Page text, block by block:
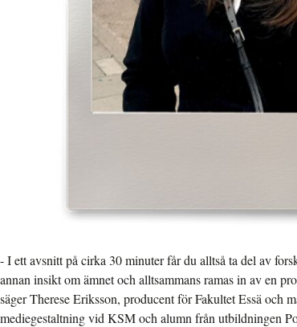
- I ett avsnitt på cirka 30 minuter får du alltså ta del av
annan insikt om ämnet och alltsammans ramas in av en
säger Therese Eriksson, producent för Fakultet Essä och
mediegestaltning vid KSM och alumn från utbildningen